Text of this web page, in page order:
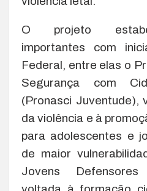
O projeto
importantes com
Federal, entre elas o
Segurança com
(Pronasci Juventude),
da violência e à
para adolescentes e
de maior
Jovens